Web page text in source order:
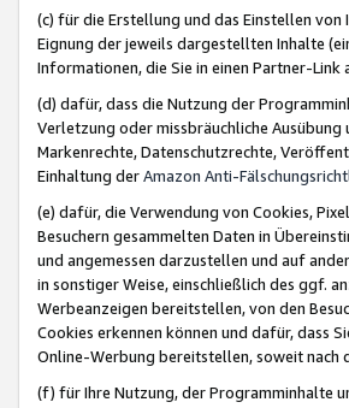
(c) für die Erstellung und das Einstellen
Eignung der jeweils dargestellten Inhalte
Informationen, die Sie in einen Partner-
(d) dafür, dass die Nutzung der
Verletzung oder missbräuchliche
Markenrechte, Datenschutzrechte,
Einhaltung derAmazon Anti-
(e) dafür, die Verwendung von Cookies,
Besuchern gesammelten Daten in
und angemessen darzustellen und auf
in sonstiger Weise, einschließlich des ggf.
Werbeanzeigen bereitstellen, von den
Cookies erkennen können und dafür, dass
Online-Werbung bereitstellen, soweit nach
(f) für Ihre Nutzung, der Programminhalte